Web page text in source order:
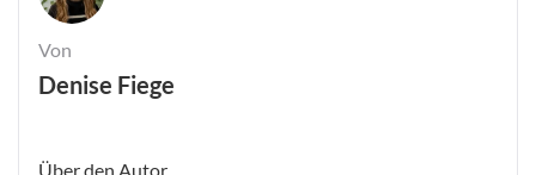
Von
Denise Fiege
Über den Autor